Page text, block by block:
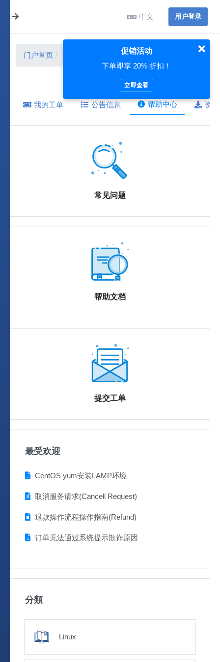
中文 用户登录
门户首页
我的工单 公告信息 帮助中心 资
常见问题
帮助文档
提交工单
最受欢迎
CentOS yum安装LAMP环境
取消服务请求(Cancell Request)
退款操作流程操作指南(Refund)
订单无法通过系统提示欺诈原因
分類
Linux
促销活动
下单即享 20% 折扣！
立即查看